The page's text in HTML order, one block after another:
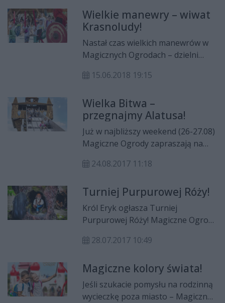
rozpocznie się w parku już w
najbliższy weekend. Czy przesądzi o
losach Magicznych Ogrodów?
Wielkie manewry – wiwat
Krasnoludy!
Nastał czas wielkich manewrów w
Magicznych Ogrodach – dzielni
krasnoludzkich klanów
bitwy z mrocznymi siłami Alatusa
Mortisa. To doskonała okazja, aby
podziwiać ich treningi i pobrać od
nich cenne lekcje walki!
15.06.2018 19:15
Wielka Bitwa –
przegnajmy Alatusa!
Już w najbliższy weekend (26-27.08)
Magiczne Ogrody zapraszają na
Bitwa – przegnajmy Alatusa! Król
Mortisowi, aby opuścił bramy
Magicznych Ogrodów!
24.08.2017 11:18
Turniej Purpurowej Róży!
Król Eryk ogłasza Turniej
Purpurowej Róży! Magiczne Ogrody
wyjątkowe pojedynki i pokazy,
(24-30.07)! Naprzeciw siebie staną
drużyny króla Eryka i Alatusa
Mortisa!
28.07.2017 10:49
Magiczne kolory świata!
Jeśli szukacie pomysłu na rodzinną
wycieczkę poza miasto – Magiczne